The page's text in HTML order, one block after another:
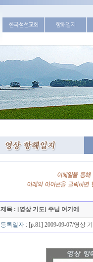
한국섬선교회 항해일지
제목 : [영상 기도] 주님 여기에
등록일자 : [p.81] 2009-09-07/영